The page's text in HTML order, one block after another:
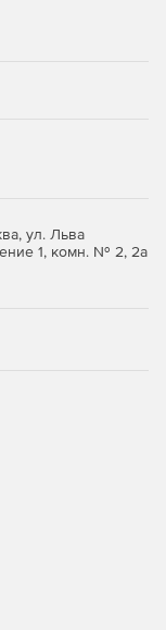
ул. Льва
1, комн. № 2, 2а